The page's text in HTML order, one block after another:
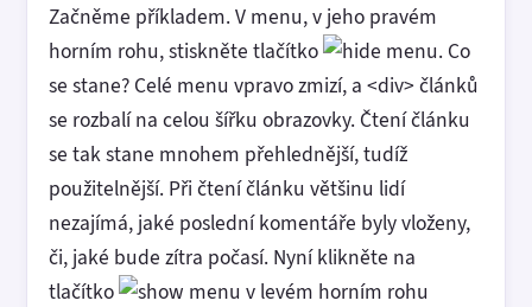
Začněme příkladem. V menu, v jeho pravém
horním rohu, stiskněte tlačítko
. Co
se stane? Celé menu vpravo zmizí, a <div> článků
se rozbalí na celou šířku obrazovky. Čtení článku
se tak stane mnohem přehlednější, tudíž
použitelnější. Při čtení článku většinu lidí
nezajímá, jaké poslední komentáře byly vloženy,
či, jaké bude zítra počasí. Nyní klikněte na
tlačítko
v levém horním rohu